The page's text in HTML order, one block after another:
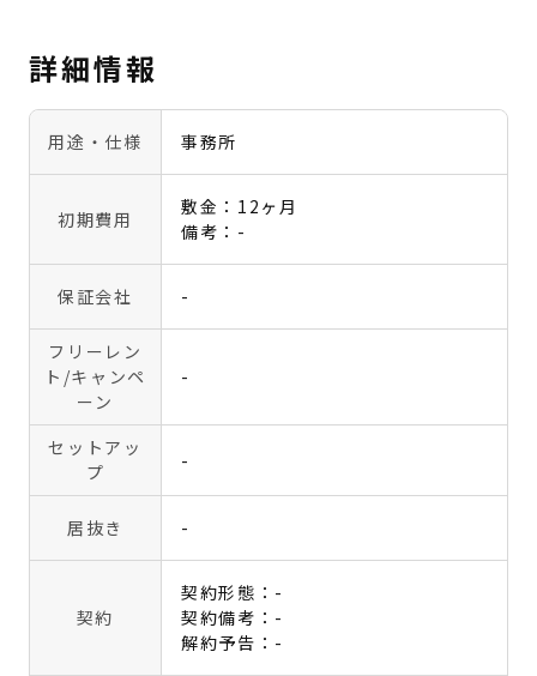
詳細情報
用途・仕様 事務所
初期費用
敷金：12ヶ月
備考：-
保証会社 -
フリーレン
ト /キャンペ
ーン
-
セットアッ
プ
-
居抜き -
契約
契約形態：-
契約備考：-
解約予告：-